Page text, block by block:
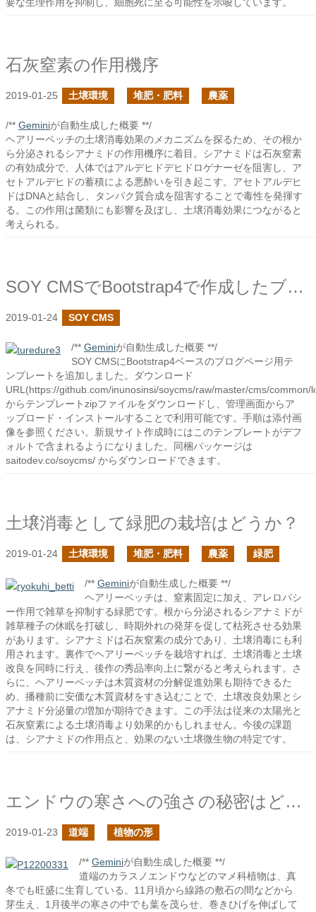
石灰窒素の作用機序
2019-01-25 土壌環境 堆肥・肥料 農薬
/** Geminiが自動生成した概要 **/
ヘアリーベッチの土壌消毒効果のメカニズムを探るため、その根か
ら分泌されるシアナミドの作用機序に着目。シアナミドは石灰窒素
の有効成分で、人体ではアルデヒドデヒドロゲナーゼを阻害し、ア
セトアルデヒドの蓄積による悪酔いを引き起こす。アセトアルデヒ
ドはDNAと結合し、タンパク質合成を阻害することで毒性を発揮す
る。この作用は菌類にも影響を及ぼし、土壌消毒効果につながると
考えられる。
SOY CMSでBootstrap4で作成したブログページ用のページ雛形を追加しました
2019-01-24 SOY CMS
/** Geminiが自動生成した概要 **/
SOY CMSにBootstrap4ベースのブログページ用テ
ンプレートを追加しました。ダウンロード
URL(https://github.com/inunosinsi/soycms/raw/master/cms/
からテンプレートzipファイルをダウンロードし、管理画面からア
ップロード・インストールすることで利用可能です。手順は添付画
像を参照ください。新規サイト作成時にはこのテンプレートがデフ
ォルトで含まれるようになりました。同梱パッケージは
saitodev.co/soycms/ からダウンロードできます。
土壌消毒として緑肥の栽培はどうか？
2019-01-24 土壌環境 堆肥・肥料 農薬 緑肥
/** Geminiが自動生成した概要 **/
ヘアリーベッチは、窒素固定に加え、アレロパシ
ー作用で雑草を抑制する緑肥です。根から分泌されるシアナミドが
雑草種子の休眠を打破し、時期外れの発芽を促して枯死させる効果
があります。シアナミドは石灰窒素の成分であり、土壌消毒にも利
用されます。裏作でヘアリーベッチを栽培すれば、土壌消毒と土壌
改良を同時に行え、後作の秀品率向上に繋がると考えられます。さ
らに、ヘアリーベッチは木質資材の分解促進効果も期待できるた
め、播種前に安価な木質資材をすき込むことで、土壌改良効果とシ
アナミド分泌量の増加が期待できます。この手法は従来の太陽光と
石灰窒素による土壌消毒より効果的かもしれません。今後の課題
は、シアナミドの作用点と、効果のない土壌微生物の特定です。
エンドウの寒さへの強さの秘密はどこにあるのかい？
2019-01-23 道端 植物の形
/** Geminiが自動生成した概要 **/
道端のカラスノエンドウなどのマメ科植物は、真
冬でも旺盛に生育している。11月頃から線路の敷石の間などから
芽生え、1月後半の寒さの中でも葉を茂らせ、巻きひげを伸ばして